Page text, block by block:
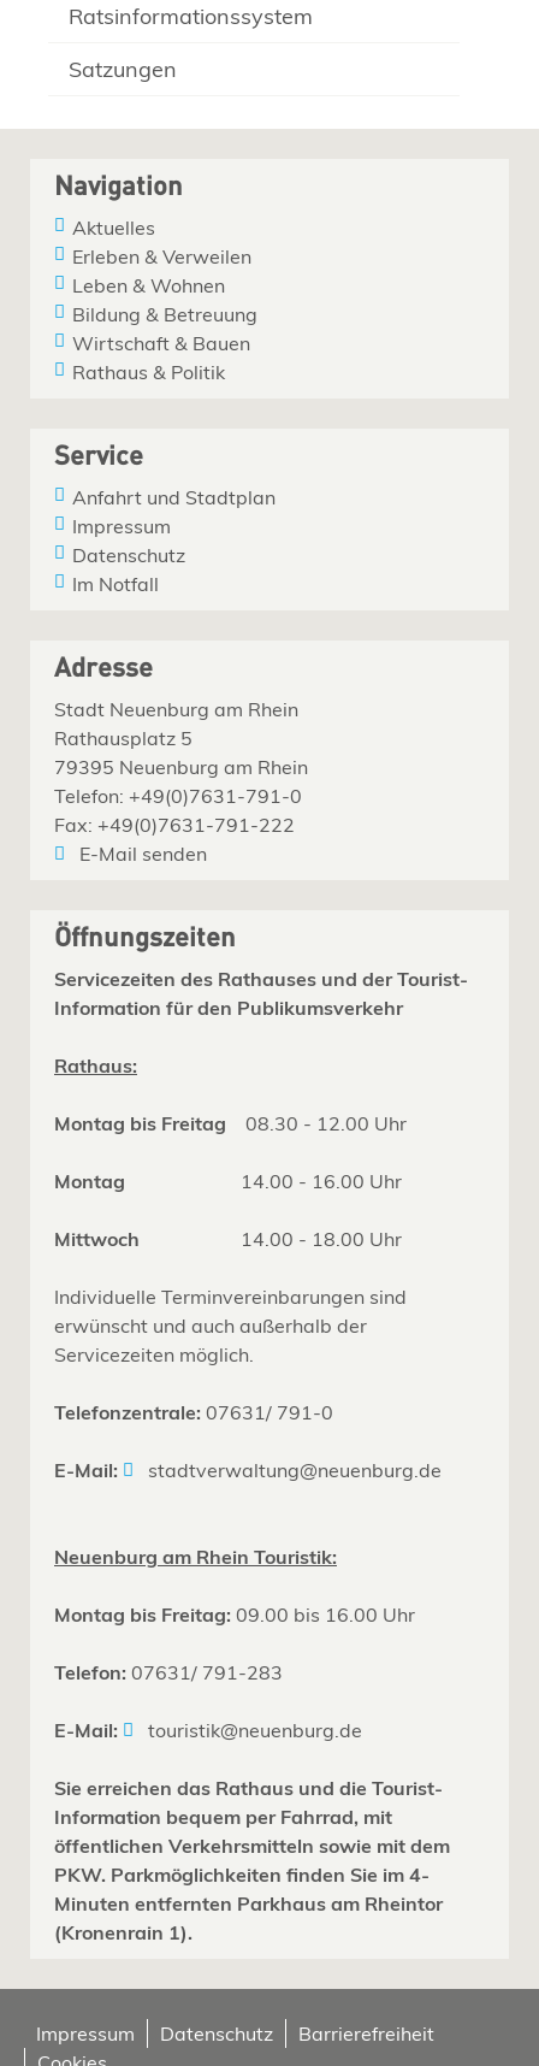
Ratsinformationssystem
Satzungen
Navigation
Aktuelles
Erleben & Verweilen
Leben & Wohnen
Bildung & Betreuung
Wirtschaft & Bauen
Rathaus & Politik
Service
Anfahrt und Stadtplan
Impressum
Datenschutz
Im Notfall
Adresse
Stadt Neuenburg am Rhein
Rathausplatz 5
79395 Neuenburg am Rhein
Telefon: +49(0)7631-791-0
Fax: +49(0)7631-791-222
E-Mail senden
Öffnungszeiten
Servicezeiten des Rathauses und der Tourist-
Information für den Publikumsverkehr
Rathaus:
Montag bis Freitag 08.30 - 12.00 Uhr
Montag 14.00 - 16.00 Uhr
Mittwoch 14.00 - 18.00 Uhr
Individuelle Terminvereinbarungen sind
erwünscht und auch außerhalb der
Servicezeiten möglich.
Telefonzentrale: 07631/ 791-0
E-Mail: stadtverwaltung@neuenburg.de
Neuenburg am Rhein Touristik:
Montag bis Freitag: 09.00 bis 16.00 Uhr
Telefon: 07631/ 791-283
E-Mail: touristik@neuenburg.de
Sie erreichen das Rathaus und die Tourist-
Information bequem per Fahrrad, mit
öffentlichen Verkehrsmitteln sowie mit dem
PKW. Parkmöglichkeiten finden Sie im 4-
Minuten entfernten Parkhaus am Rheintor
(Kronenrain 1).
Impressum Datenschutz
Barrierefreiheit